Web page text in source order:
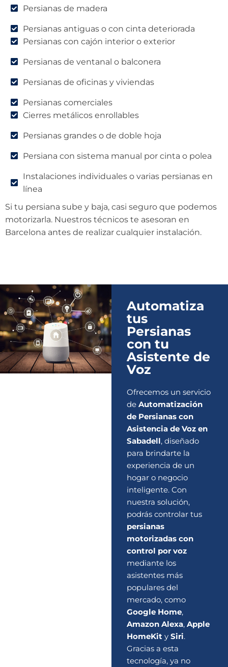
Persianas de madera
Persianas antiguas o con cinta deteriorada
Persianas con cajón interior o exterior
Persianas de ventanal o balconera
Persianas de oficinas y viviendas
Persianas comerciales
Cierres metálicos enrollables
Persianas grandes o de doble hoja
Persiana con sistema manual por cinta o polea
Instalaciones individuales o varias persianas en
línea
Si tu persiana sube y baja, casi seguro que podemos
motorizarla. Nuestros técnicos te asesoran en
Barcelona antes de realizar cualquier instalación.
Automatiza
tus
Persianas
con tu
Asistente de
Voz
Ofrecemos un servicio
de Automatización
de Persianas con
Asistencia de Voz en
Sabadell, diseñado
para brindarte la
experiencia de un
hogar o negocio
inteligente. Con
nuestra solución,
podrás controlar tus
persianas
motorizadas con
control por voz
mediante los
asistentes más
populares del
mercado, como
Google Home,
Amazon Alexa, Apple
HomeKity Siri.
Gracias a esta
tecnología, ya no